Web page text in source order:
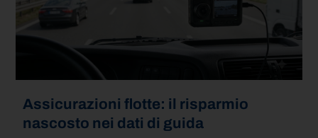
Assicurazioni flotte: il risparmio
nascosto nei dati di guida